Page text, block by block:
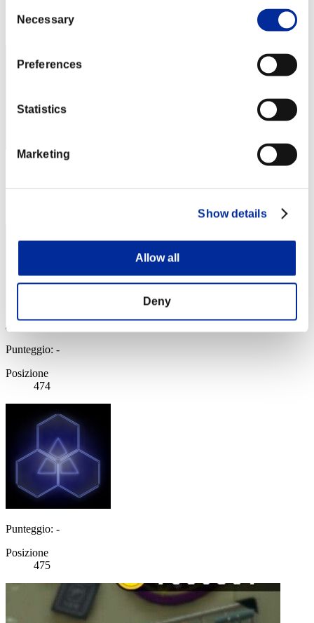
Selection
Necessary
Preferences
Statistics
Marketing
Show details
Allow all
Deny
Posizione
472
Punteggio: -
Posizione
474
Punteggio: -
Posizione
475